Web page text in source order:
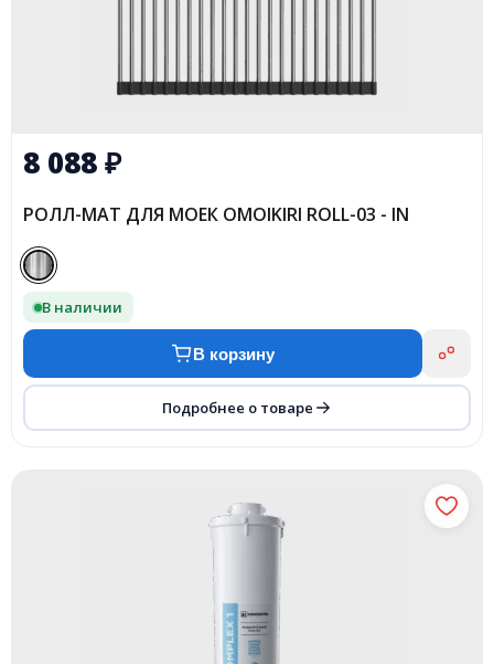
8 088₽
РОЛЛ-МАТ ДЛЯ МОЕК OMOIKIRI ROLL-03 - IN
В наличии
В корзину
Подробнее о товаре